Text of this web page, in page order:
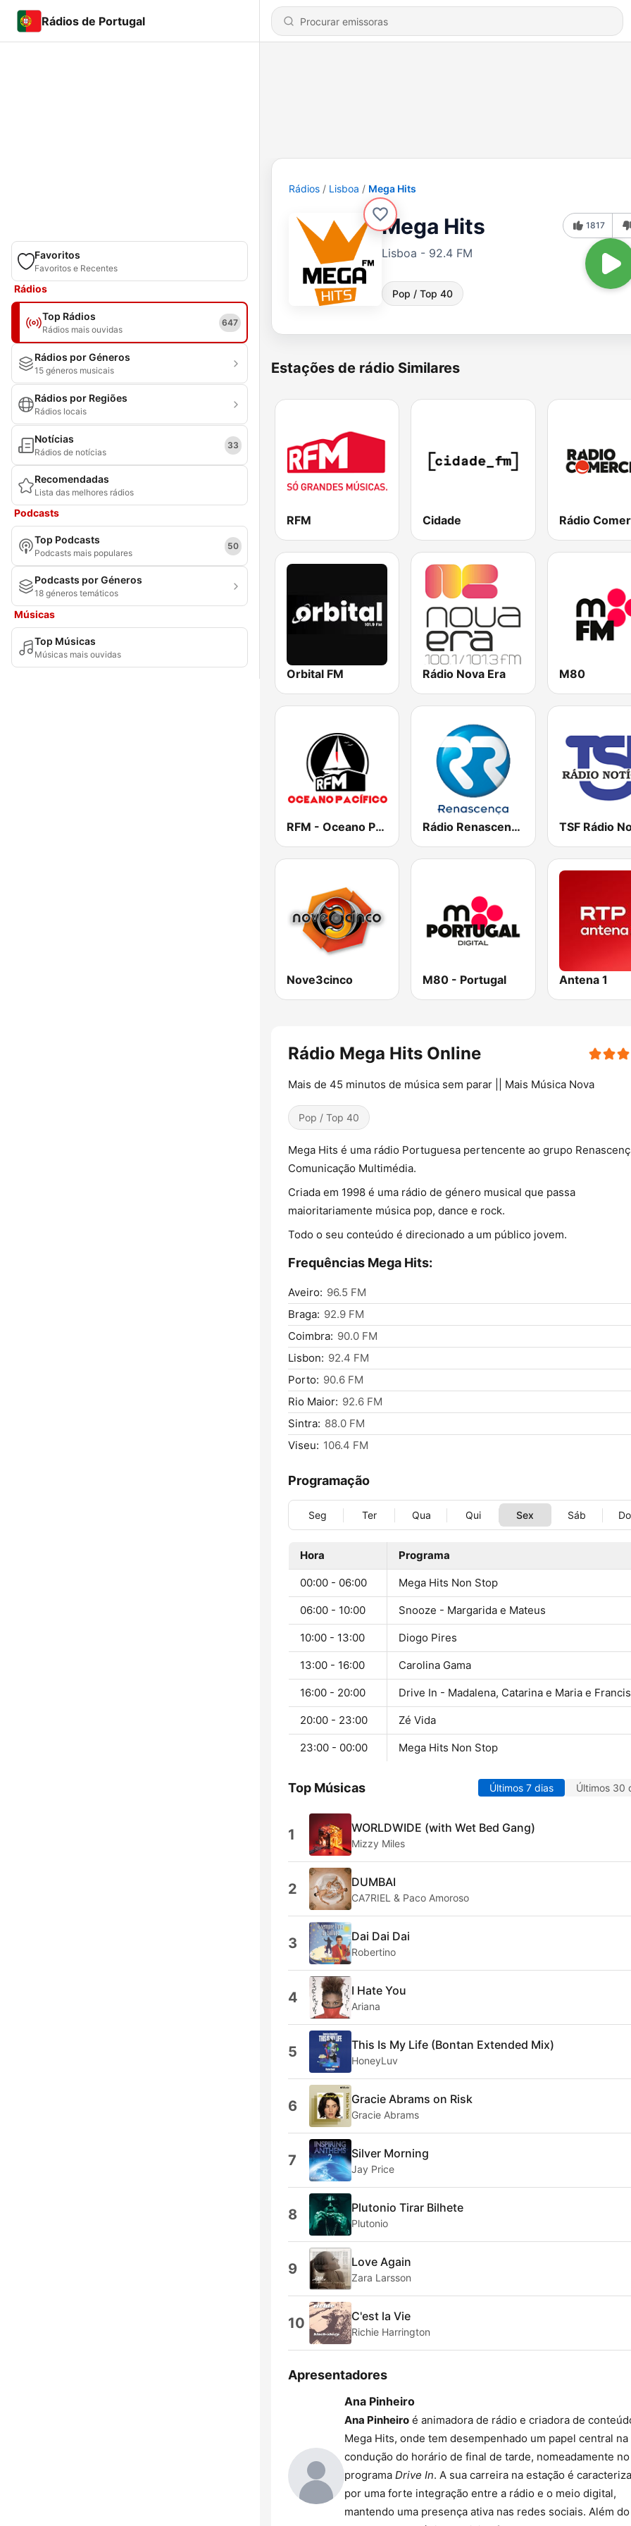
Rádios de Portugal
Favoritos
Favoritos e Recentes
Rádios
Top Rádios
Rádios mais ouvidas
647
Rádios por Géneros
15 géneros musicais
Rádios por Regiões
Rádios locais
Notícias
Rádios de notícias
33
Recomendadas
Lista das melhores rádios
Podcasts
Top Podcasts
Podcasts mais populares
50
Podcasts por Géneros
18 géneros temáticos
Músicas
Top Músicas
Músicas mais ouvidas
Rádios Lisboa Mega Hits
Mega Hits
Lisboa - 92.4 FM
Pop / Top 40
1817
Estações de rádio Similares
RFM Cidade Rádio
Orbital FM Rádio Nova Era M80
RFM - Oceano Pacífico Online Rádio Renascença
Nove3cinco M80 - Portugal Antena 1
Rádio Mega Hits Online
Mais de 45 minutos de música sem parar || Mais Música Nova
Pop / Top 40
Mega Hits é uma rádio Portuguesa pertencente ao grupo
Comunicação Multimédia.
Criada em 1998 é uma rádio de género musical que passa
maioritariamente música pop, dance e rock.
Todo o seu conteúdo é direcionado a um público jovem.
Frequências Mega Hits:
Aveiro: 96.5 FM
Braga: 92.9 FM
Coimbra: 90.0 FM
Lisbon: 92.4 FM
Porto: 90.6 FM
Rio Maior: 92.6 FM
Sintra: 88.0 FM
Viseu: 106.4 FM
Programação
Seg Ter Qua Qui Sex Sáb
Hora Programa
00:00 - 06:00 Mega Hits Non Stop
06:00 - 10:00 Snooze - Margarida e Mateus
10:00 - 13:00 Diogo Pires
13:00 - 16:00 Carolina Gama
16:00 - 20:00 Drive In - Madalena, Catarina e Maria e
20:00 - 23:00 Zé Vida
23:00 - 00:00 Mega Hits Non Stop
Top Músicas Últimos 7 dias Últimos 30
1 WORLDWIDE (with Wet Bed Gang)
Mizzy Miles
2 DUMBAI
CA7RIEL & Paco Amoroso
3 Dai Dai Dai
Robertino
4 I Hate You
Ariana
5 This Is My Life (Bontan Extended Mix)
HoneyLuv
6 Gracie Abrams on Risk
Gracie Abrams
7 Silver Morning
Jay Price
8 Plutonio Tirar Bilhete
Plutonio
9 Love Again
Zara Larsson
10 C'est la Vie
Richie Harrington
Apresentadores
Ana Pinheiro
Ana Pinheiro é animadora de rádio e criadora de
Mega Hits, onde tem desempenhado um papel central na
condução do horário de final de tarde, nomeadamente no
programa Drive In. A sua carreira na estação é
por uma forte integração entre a rádio e o meio digital,
mantendo uma presença ativa nas redes sociais. Além